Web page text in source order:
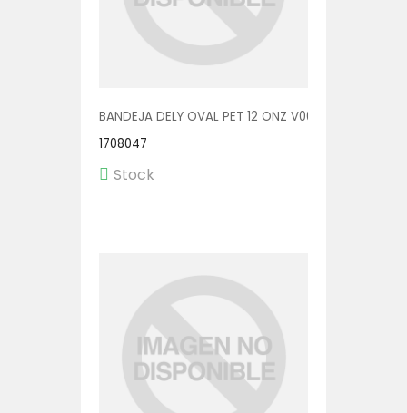
BANDEJA DELY OVAL PET 12 ONZ V00511/P 1/400
1708047
Stock